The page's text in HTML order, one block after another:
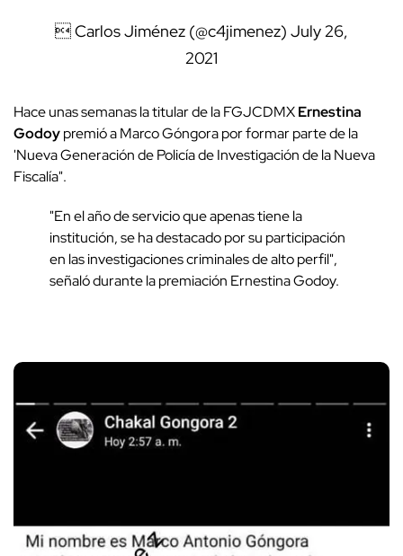
 Carlos Jiménez (@c4jimenez) July 26,
2021
Hace unas semanas la titular de la FGJCDMXErnestina
Godoypremió a Marco Góngora por formar parte de la
'Nueva Generación de Policía de Investigación de la Nueva
Fiscalía".
"En el año de servicio que apenas tiene la
institución, se ha destacado por su participación
en las investigaciones criminales de alto perfil",
señaló durante la premiación Ernestina Godoy.